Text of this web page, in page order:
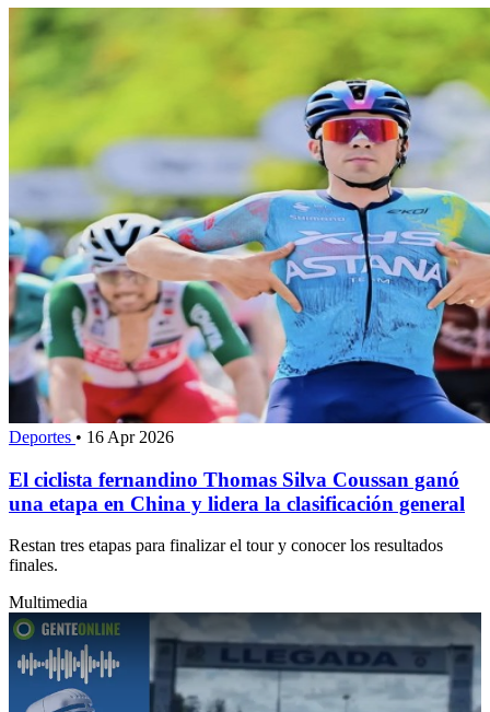
Deportes • 16 Apr 2026
El ciclista fernandino Thomas Silva Coussan ganó
una etapa en China y lidera la clasificación general
Restan tres etapas para finalizar el tour y conocer los resultados
finales.
Multimedia